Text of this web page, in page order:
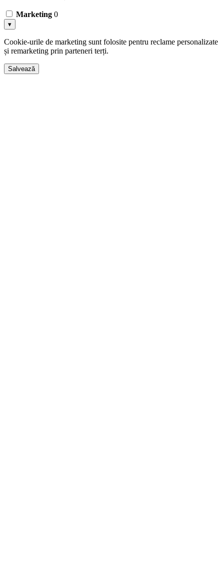
Marketing 0
▾
Cookie-urile de marketing sunt folosite pentru reclame personalizate
și remarketing prin parteneri terți.
Salvează